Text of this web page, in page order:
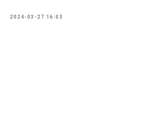
2024-03-27 16:03